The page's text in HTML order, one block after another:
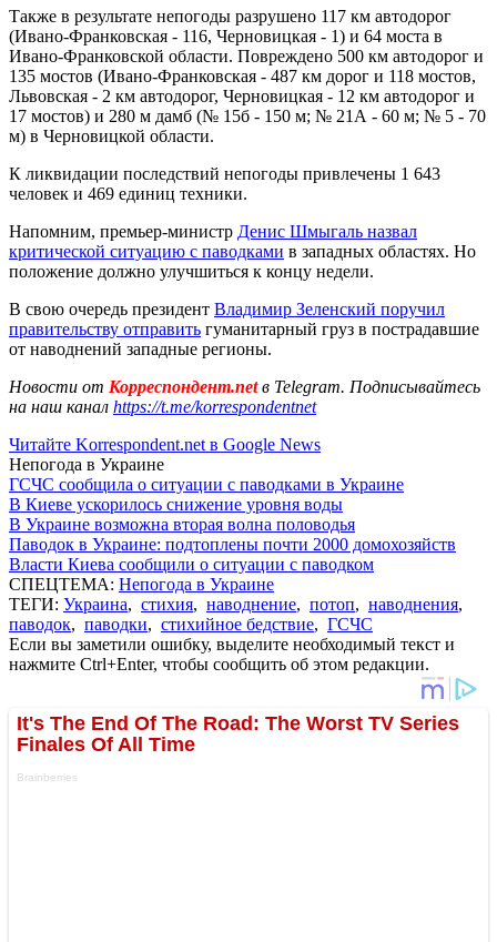
Также в результате непогоды разрушено 117 км автодорог
(Ивано-Франковская - 116, Черновицкая - 1) и 64 моста в
Ивано-Франковской области. Повреждено 500 км автодорог и
135 мостов (Ивано-Франковская - 487 км дорог и 118 мостов,
Львовская - 2 км автодорог, Черновицкая - 12 км автодорог и
17 мостов) и 280 м дамб (№ 15б - 150 м; № 21А - 60 м; № 5 - 70
м) в Черновицкой области.
К ликвидации последствий непогоды привлечены 1 643
человек и 469 единиц техники.
Напомним, премьер-министр Денис Шмыгаль назвал
критической ситуацию с паводками в западных областях. Но
положение должно улучшиться к концу недели.
В свою очередь президент Владимир Зеленский поручил
правительству отправить гуманитарный груз в пострадавшие
от наводнений западные регионы.
Новости от Корреспондент.netв Telegram. Подписывайтесь
на наш канал https://t.me/korrespondentnet
Читайте Korrespondent.net в Google News
Непогода в Украине
ГСЧС сообщила о ситуации с паводками в Украине
В Киеве ускорилось снижение уровня воды
В Украине возможна вторая волна половодья
Паводок в Украине: подтоплены почти 2000 домохозяйств
Власти Киева сообщили о ситуации с паводком
СПЕЦТЕМА: Непогода в Украине
ТЕГИ: Украина, стихия, наводнение, потоп, наводнения,
паводок, паводки, стихийное бедствие, ГСЧС
Если вы заметили ошибку, выделите необходимый текст и
нажмите Ctrl+Enter, чтобы сообщить об этом редакции.